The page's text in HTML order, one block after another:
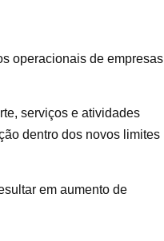
operacionais de empresas
serviços e atividades
dentro dos novos limites
em aumento de